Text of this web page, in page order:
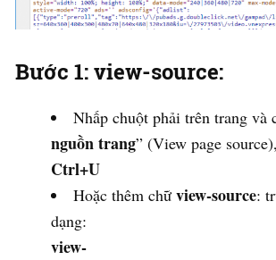
Bước 1: view-source:
Nhấp chuột phải trên trang và
nguồn trang” (View page
Ctrl+U
Hoặc thêm chữview-source:
dạng:
view-